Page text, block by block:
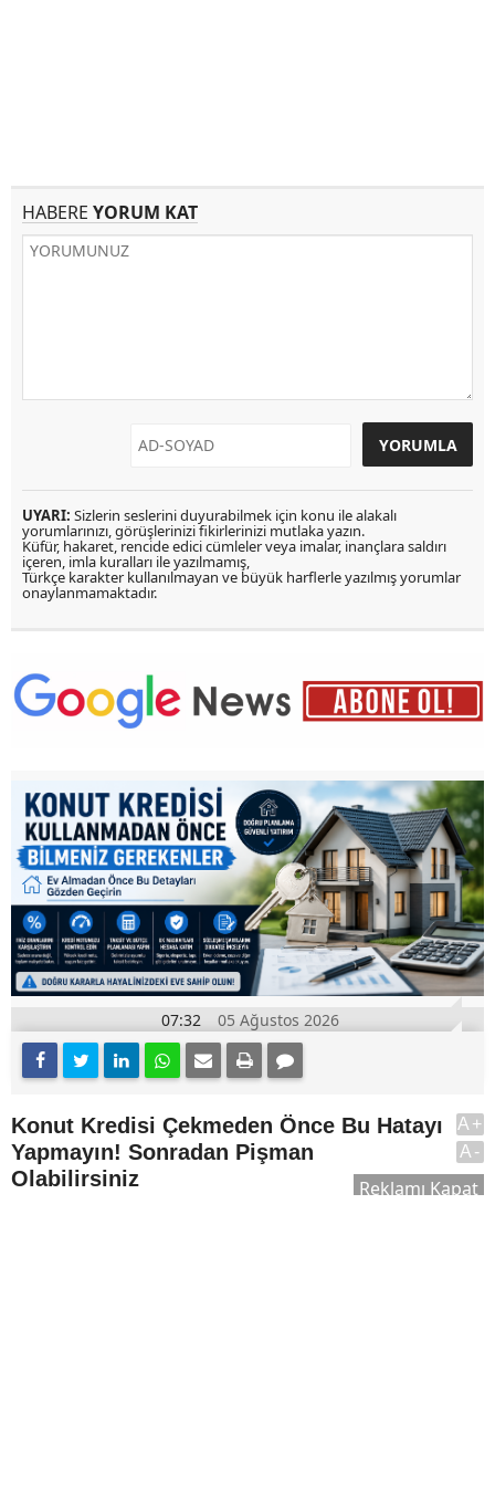
HABERE YORUM KAT
UYARI: Sizlerin seslerini duyurabilmek için konu ile alakalı
yorumlarınızı, görüşlerinizi fikirlerinizi mutlaka yazın.
Küfür, hakaret, rencide edici cümleler veya imalar, inançlara saldırı
içeren, imla kuralları ile yazılmamış,
Türkçe karakter kullanılmayan ve büyük harflerle yazılmış yorumlar
onaylanmamaktadır.
07:32 05 Ağustos 2026
Konut Kredisi Çekmeden Önce Bu Hatayı
Yapmayın! Sonradan Pişman
Olabilirsiniz
Ev sahibi olmayı planlayan birçok kişi için konut
A+
A-
Reklamı Kapat